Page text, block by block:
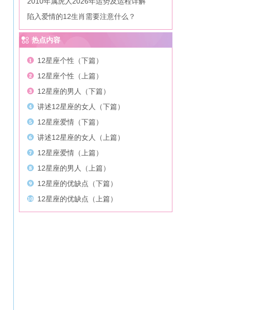
陷入爱情的12生肖需要注意什么？
热点内容
12星座个性（下篇）
12星座个性（上篇）
12星座的男人（下篇）
讲述12星座的女人（下篇）
12星座爱情（下篇）
讲述12星座的女人（上篇）
12星座爱情（上篇）
12星座的男人（上篇）
12星座的优缺点（下篇）
12星座的优缺点（上篇）